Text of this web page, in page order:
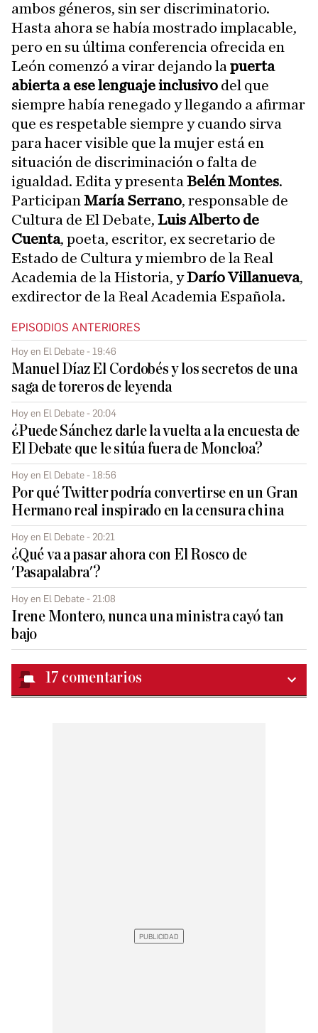
ambos géneros, sin ser discriminatorio.
Hasta ahora se había mostrado implacable,
pero en su última conferencia ofrecida en
León comenzó a virar dejando la puerta
abierta a ese lenguaje inclusivo del que
siempre había renegado y llegando a afirmar
que es respetable siempre y cuando sirva
para hacer visible que la mujer está en
situación de discriminación o falta de
igualdad. Edita y presenta Belén Montes.
Participan María Serrano, responsable de
Cultura de El Debate, Luis Alberto de
Cuenta, poeta, escritor, ex secretario de
Estado de Cultura y miembro de la Real
Academia de la Historia, yDarío Villanueva,
exdirector de la Real Academia Española.
EPISODIOS ANTERIORES
Hoy en El Debate - 19:46
Manuel Díaz El Cordobés y los secretos de una
saga de toreros de leyenda
Hoy en El Debate - 20:04
¿Puede Sánchez darle la vuelta a la encuesta de
El Debate que le sitúa fuera de Moncloa?
Hoy en El Debate - 18:56
Por qué Twitter podría convertirse en un Gran
Hermano real inspirado en la censura china
Hoy en El Debate - 20:21
¿Qué va a pasar ahora con El Rosco de
'Pasapalabra'?
Hoy en El Debate - 21:08
Irene Montero, nunca una ministra cayó tan
bajo
17 comentarios